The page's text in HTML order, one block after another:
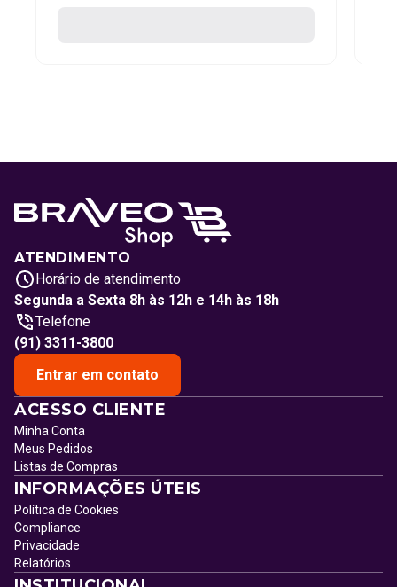
ATENDIMENTO
Horário de atendimento
Segunda a Sexta 8h às 12h e 14h às 18h
Telefone
(91) 3311-3800
Entrar em contato
ACESSO CLIENTE
Minha Conta
Meus Pedidos
Listas de Compras
INFORMAÇÕES ÚTEIS
Política de Cookies
Compliance
Privacidade
Relatórios